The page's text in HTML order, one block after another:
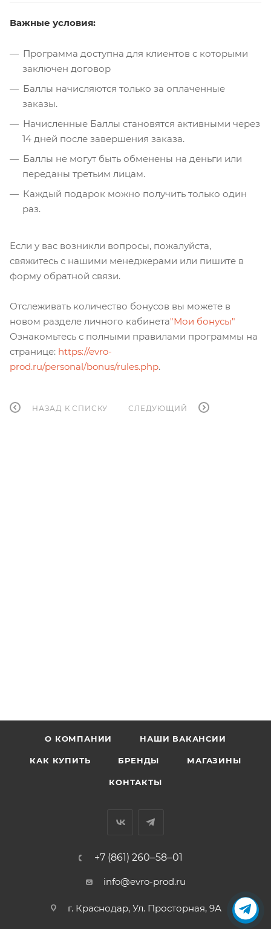
Важные условия:
Программа доступна для клиентов с которыми
заключен договор
Баллы начисляются только за оплаченные
заказы.
Начисленные Баллы становятся активными через
14 дней после завершения заказа.
Баллы не могут быть обменены на деньги или
переданы третьим лицам.
Каждый подарок можно получить только один
раз.
Если у вас возникли вопросы, пожалуйста,
свяжитесь с нашими менеджерами или пишите в
форму обратной связи.
Отслеживать количество бонусов вы можете в
новом разделе личного кабинета"Мои бонусы"
Ознакомьтесь с полными правилами программы на
странице: https://evro-
prod.ru/personal/bonus/rules.php.
НАЗАД К СПИСКУ СЛЕДУЮЩИЙ
О КОМПАНИИ НАШИ ВАКАНСИИ
КАК КУПИТЬ БРЕНДЫ МАГАЗИНЫ
КОНТАКТЫ
+7 (861) 260‒58‒01
info@evro-prod.ru
г. Краснодар, ​Ул. Просторная, 9А